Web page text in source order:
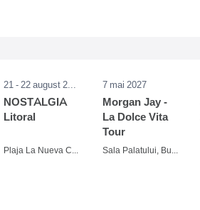
21 - 22 august 2026
NOSTALGIA
Litoral
Plaja La Nueva Cucaracha, Mamaia
7 mai 2027
Morgan Jay -
La Dolce Vita
Tour
Sala Palatului, Bucuresti